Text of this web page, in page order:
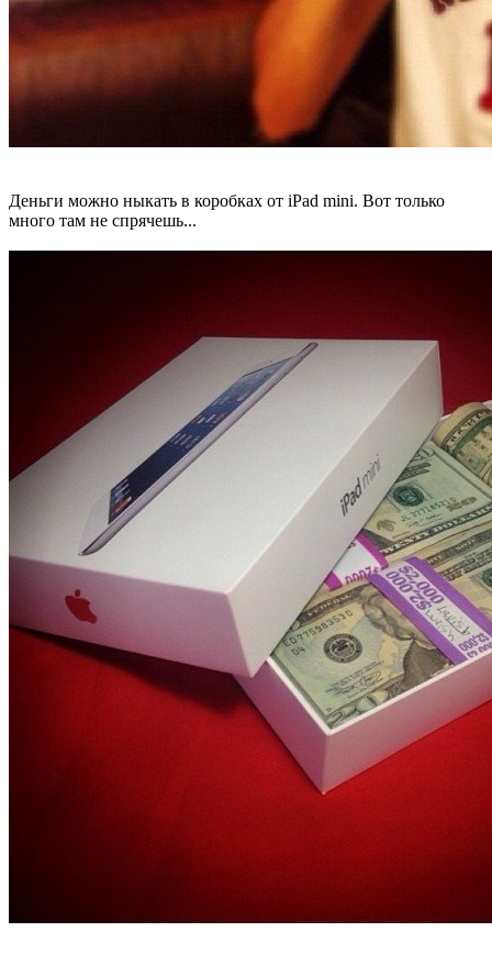
Деньги можно ныкать в коробках от iPad mini. Вот только
много там не спрячешь...